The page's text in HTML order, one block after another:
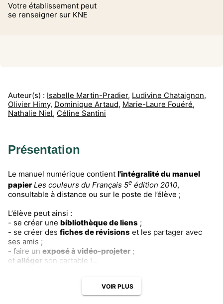
Votre établissement peut
se renseigner sur KNE
Auteur(s) : Isabelle Martin-Pradier, Ludivine Chataignon,
Olivier Himy, Dominique Artaud, Marie-Laure Fouéré,
Nathalie Niel, Céline Santini
Présentation
Le manuel numérique contient l'intégralité du manuel
papier Les couleurs du Français 5e édition 2010,
consultable à distance ou sur le poste de l’élève ;
L’élève peut ainsi :
- se créer une bibliothèque de liens ;
- se créer des fiches de révisions et les partager avec
ses amis ;
- faire un exposé à vidéo-projeter ;
et alléger son cartable !
VOIR PLUS